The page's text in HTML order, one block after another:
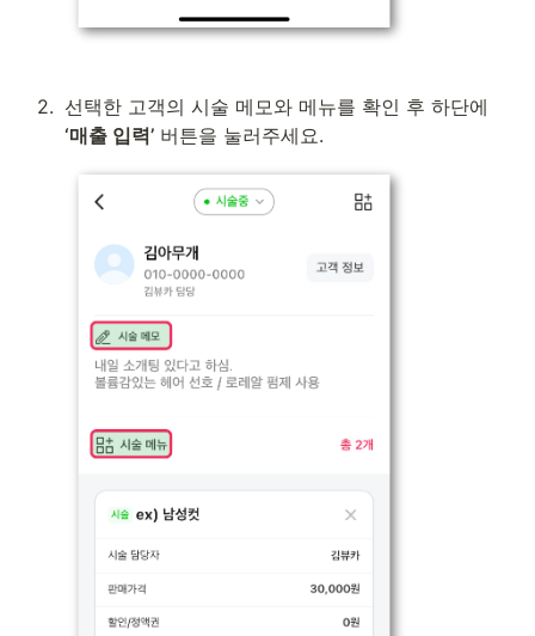
2.
‘매출 입력’ 버튼을 눌러주세요.